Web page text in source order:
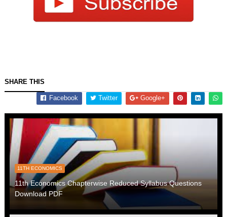
SHARE THIS
Facebook Twitter Google+
11TH ECONOMICS
11th Economics Chapterwise Reduced Syllabus Questions
Download PDF